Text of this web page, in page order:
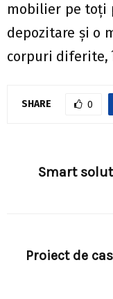
mobilier pe toți
depozitare și o
corpuri diferite,
SHARE 0
Smart
Proiect de